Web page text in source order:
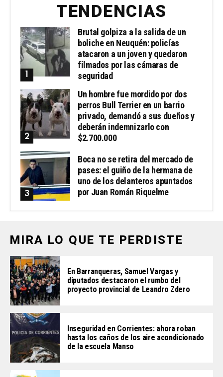
TENDENCIAS
Brutal golpiza a la salida de un
boliche en Neuquén: policías
atacaron a un joven y quedaron
filmados por las cámaras de
seguridad
Un hombre fue mordido por dos
perros Bull Terrier en un barrio
privado, demandó a sus dueños y
deberán indemnizarlo con
$2.700.000
Boca no se retira del mercado de
pases: el guiño de la hermana de
uno de los delanteros apuntados
por Juan Román Riquelme
MIRA LO QUE TE PERDISTE
En Barranqueras, Samuel Vargas y
diputados destacaron el rumbo del
proyecto provincial de Leandro Zdero
Inseguridad en Corrientes: ahora roban
hasta los caños de los aire acondicionado
de la escuela Manso